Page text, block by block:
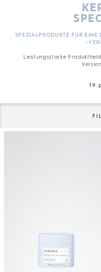
SPEZIALPRODUKTE FÜR
-
Leistungsstarke
19